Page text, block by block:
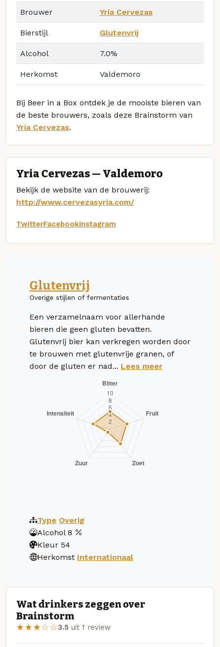
Brouwer Yria Cervezas
Bierstijl Glutenvrij
Alcohol 7.0%
Herkomst Valdemoro
Bij Beer in a Box ontdek je de mooiste bieren van
de beste brouwers, zoals deze Brainstorm van
Yria Cervezas.
Yria Cervezas — Valdemoro
Bekijk de website van de brouwerij:
http://www.cervezasyria.com/
TwitterFacebookInstagram
Glutenvrij
Overige stijlen of fermentaties
Een verzamelnaam voor allerhande
bieren die geen gluten bevatten.
Glutenvrij bier kan verkregen worden door
te brouwen met glutenvrije granen, of
door de gluten er nad... Lees meer
Type Overig
Alcohol 8
Kleur 54
Herkomst Internationaal
Wat drinkers zeggen over
Brainstorm
★★★☆☆3.5 uit 1 review